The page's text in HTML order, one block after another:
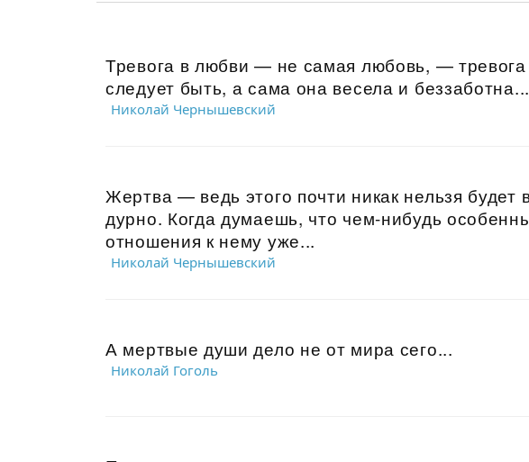
Тревога в любви — не самая любовь, — тревога
следует быть, а сама она весела и беззаботна...
Николай Чернышевский
Жертва — ведь этого почти никак нельзя будет
дурно. Когда думаешь, что чем-нибудь
отношения к нему уже...
Николай Чернышевский
А мертвые души дело не от мира сего...
Николай Гоголь